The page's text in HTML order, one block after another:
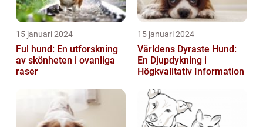
15 januari 2024
Ful hund: En utforskning
av skönheten i ovanliga
raser
15 januari 2024
Världens Dyraste Hund:
En Djupdykning i
Högkvalitativ Information